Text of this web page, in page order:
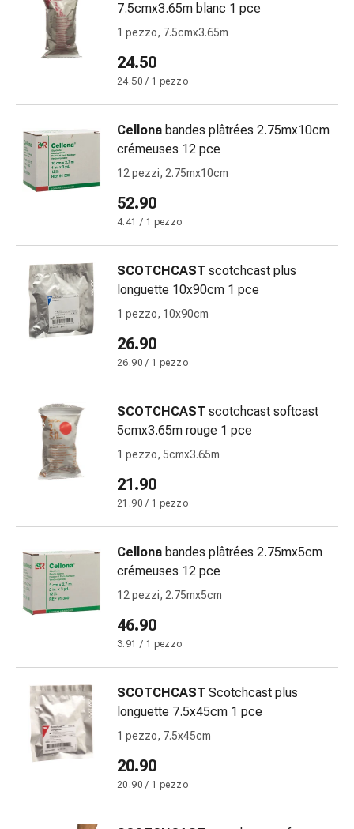
tiraggio
Orecchie
e
occhi
dell'orecchio
delle
orecchie
Gocce
oculari
Infiammazione
degli
occhi
Bende
occhi
Igiene
oculare
Terapia
cardiaca
Calze
a
compressione
Disturbi
circolatori
Cessazione
Disturbi
venosi
Disturbi
7.5cmx3.65m blanc 1 pce
1 pezzo, 7.5cmx3.65m
24.50
24.50 / 1 pezzo
Cellona bandes plâtrées 2.75mx10cm
crémeuses 12 pce
12 pezzi, 2.75mx10cm
52.90
4.41 / 1 pezzo
SCOTCHCAST scotchcast plus
longuette 10x90cm 1 pce
1 pezzo, 10x90cm
26.90
26.90 / 1 pezzo
SCOTCHCAST scotchcast softcast
5cmx3.65m rouge 1 pce
1 pezzo, 5cmx3.65m
21.90
21.90 / 1 pezzo
Cellona bandes plâtrées 2.75mx5cm
crémeuses 12 pce
12 pezzi, 2.75mx5cm
46.90
3.91 / 1 pezzo
SCOTCHCAST Scotchcast plus
longuette 7.5x45cm 1 pce
1 pezzo, 7.5x45cm
20.90
20.90 / 1 pezzo